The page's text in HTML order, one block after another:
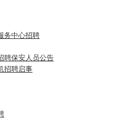
务中心招聘
聘保安人员公告
招聘启事